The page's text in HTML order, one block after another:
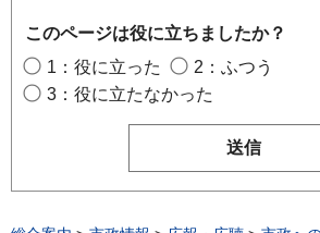
このページは役に立ちましたか？
1：役に立った
2：ふつう
3：役に立たなかった